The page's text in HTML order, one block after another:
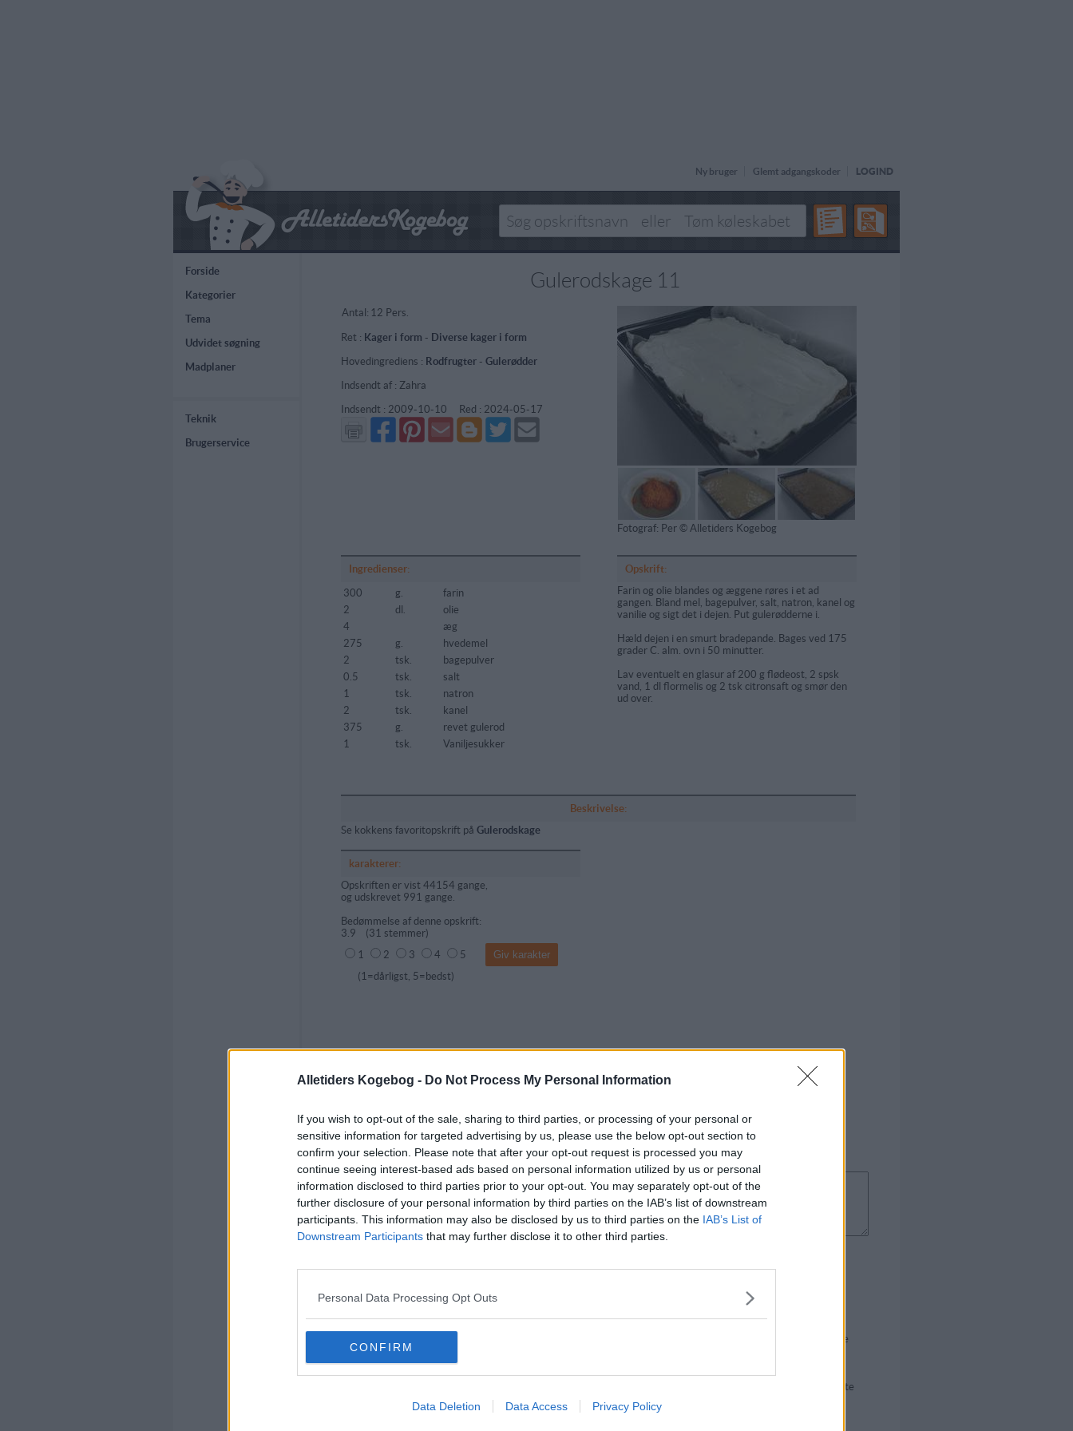
Alletiders Kogebog - Do Not Process My Personal Information
If you wish to opt-out of the sale, sharing to third parties, or processing of your personal or
sensitive information for targeted advertising by us, please use the below opt-out section to
confirm your selection. Please note that after your opt-out request is processed you may
continue seeing interest-based ads based on personal information utilized by us or personal
information disclosed to third parties prior to your opt-out. You may separately opt-out of the
further disclosure of your personal information by third parties on the IAB’s list of downstream
participants. This information may also be disclosed by us to third parties on the IAB’s List of
Downstream Participants that may further disclose it to other third parties.
Personal Data Processing Opt Outs
CONFIRM
Data Deletion Data Access Privacy Policy
Ny bruger Glemt adgangskoder LOGIND
Forside
Kategorier
Tema
Udvidet søgning
Madplaner
Teknik
Brugerservice
Gulerodskage 11
Antal: 12 Pers.
Ret : Kager i form - Diverse kager i form
Hovedingrediens : Rodfrugter- Gulerødder
Indsendt af : Zahra
Indsendt : 2009-10-10 Red : 2024-05-17
Del
på
Facebook
Del
på
Pinterest
Send
via
GMail
Del
på
Blogger
Del
på
Twitter
Send
mail
Fotograf: Per © Alletiders Kogebog
Ingredienser:
300
g.
farin
2
dl.
olie
4
æg
275
g.
hvedemel
2
tsk.
bagepulver
0.5
tsk.
salt
1
tsk.
natron
2
tsk.
kanel
375
g.
revet gulerod
1
tsk. Vaniljesukker
Opskrift:
Farin og olie blandes og æggene røres i et ad
gangen. Bland mel, bagepulver, salt, natron, kanel og
vanilie og sigt det i dejen. Put gulerødderne i.
Hæld dejen i en smurt bradepande. Bages ved 175
grader C. alm. ovn i 50 minutter.
Lav eventuelt en glasur af 200 g flødeost, 2 spsk
vand, 1 dl flormelis og 2 tsk citronsaft og smør den
ud over.
Beskrivelse:
Se kokkens favoritopskrift på Gulerodskage
karakterer:
Opskriften er vist 44154 gange,
og udskrevet 991 gange.
Bedømmelse af denne opskrift:
3.9 (31 stemmer)
1
2 3 4
5
(1=dårligst, 5=bedst)
Kommentar fra:
Kommentar:
Kommentarer
Bagte den til min forlovedes fødselsdag, alle sys den var rigtig god, jeg gav den kun 40 minutter og den blev ikke
branket på overfladen.
Tania-2010-11-06 15:13:31
Jeg hav den 47 minutter, og den er blevet lidt branket på overfladen... Tror jeg vil give den 40-45 minutter næste